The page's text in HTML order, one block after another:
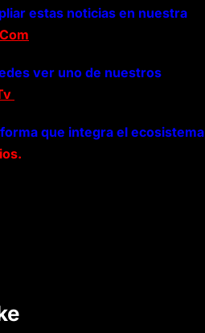
estas noticias en nuestra
ver uno de nuestros
que integra el ecosistema